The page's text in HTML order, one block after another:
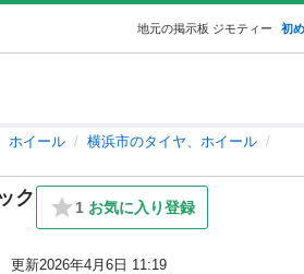
地元の掲示板 ジモティー 初
ホイール
横浜市のタイヤ、ホイール
ク
1 お気に入り登録
更新2026年4月6日 11:19